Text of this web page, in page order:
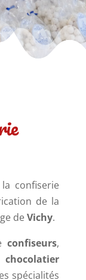
confiserie
de la
deVichy.
confiseurs,
spécialités